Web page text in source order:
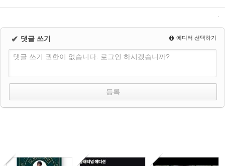
✔ 댓글 쓰기 에디터 선택하기
댓글 쓰기 권한이 없습니다. 로그인 하시겠습니까?